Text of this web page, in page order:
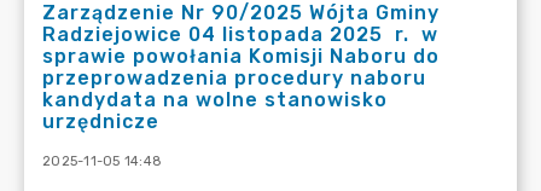
Zarządzenie Nr 90/2025 Wójta Gminy
Radziejowice 04 listopada 2025 r. w
sprawie powołania Komisji Naboru do
przeprowadzenia procedury naboru
kandydata na wolne stanowisko
urzędnicze
2025-11-05 14:48